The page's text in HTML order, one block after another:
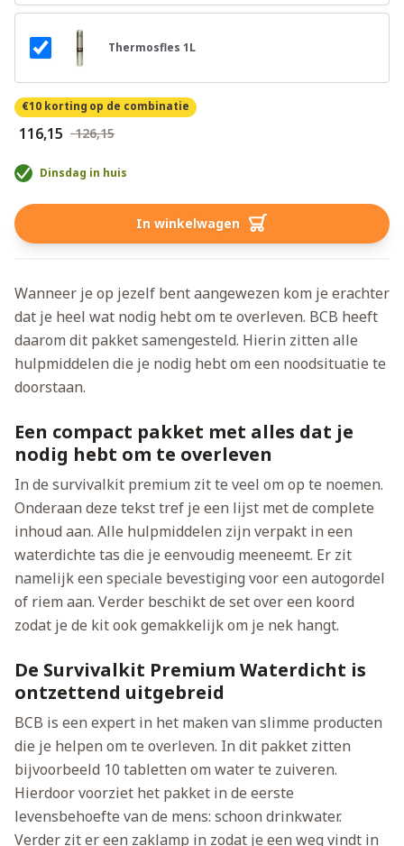
Thermosfles 1L
€10 korting op de combinatie
€ 116,15 € 126,15
Dinsdag in huis
In winkelwagen
Wanneer je op jezelf bent aangewezen kom je erachter
dat je heel wat nodig hebt om te overleven. BCB heeft
daarom dit pakket samengesteld. Hierin zitten alle
hulpmiddelen die je nodig hebt om een noodsituatie te
doorstaan.
Een compact pakket met alles dat je
nodig hebt om te overleven
In de survivalkit premium zit te veel om op te noemen.
Onderaan deze tekst tref je een lijst met de complete
inhoud aan. Alle hulpmiddelen zijn verpakt in een
waterdichte tas die je eenvoudig meeneemt. Er zit
namelijk een speciale bevestiging voor een autogordel
of riem aan. Verder beschikt de set over een koord
zodat je de kit ook gemakkelijk om je nek hangt.
De Survivalkit Premium Waterdicht is
ontzettend uitgebreid
BCB is een expert in het maken van slimme producten
die je helpen om te overleven. In dit pakket zitten
bijvoorbeeld 10 tabletten om water te zuiveren.
Hierdoor voorziet het pakket in de eerste
levensbehoefte van de mens: schoon drinkwater.
Verder zit er een zaklamp in zodat je een weg vindt in